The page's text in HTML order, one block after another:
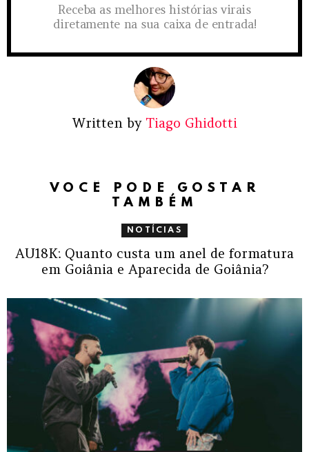
Receba as melhores histórias virais
diretamente na sua caixa de entrada!
Written by Tiago Ghidotti
VOCÊ PODE GOSTAR
TAMBÉM
NOTÍCIAS
AU18K: Quanto custa um anel de formatura
em Goiânia e Aparecida de Goiânia?